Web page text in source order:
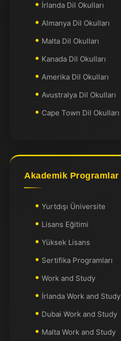
İrlanda Dil Okulları
Almanya Dil Okulları
Malta Dil Okulları
Kanada Dil Okulları
Amerika Dil Okulları
Avustralya Dil Okulları
Cape Town Dil Okulları
Akademik Programlar
Yurtdışı Üniversite
Lisans Eğitimi
Yüksek Lisans
Sertifika Programları
Work and Study
İrlanda Work and Study
Dubai Work and Study
Malta Work and Study